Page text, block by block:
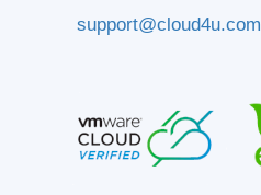
support@cloud4u.com